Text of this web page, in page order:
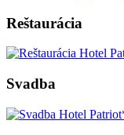
Reštaurácia
Svadba